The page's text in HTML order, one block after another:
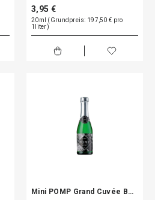
3,95 €
20ml (Grundpreis: 197,50 € pro
1liter)
Mini POMP Grand Cuvée B…